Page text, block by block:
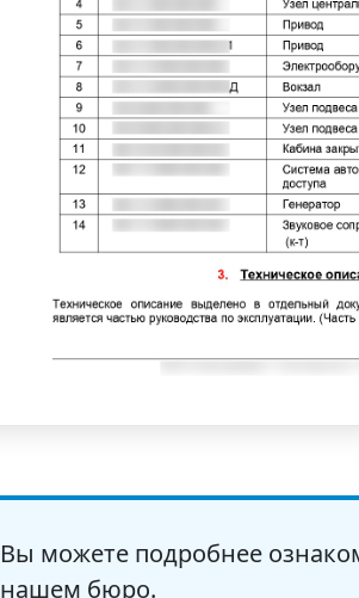
Вы можете подробнее
нашем бюро.